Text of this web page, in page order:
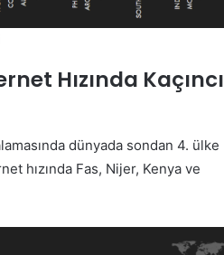
Hızında Kaçıncı
dünyada sondan 4. ülke
hızında Fas, Nijer, Kenya ve